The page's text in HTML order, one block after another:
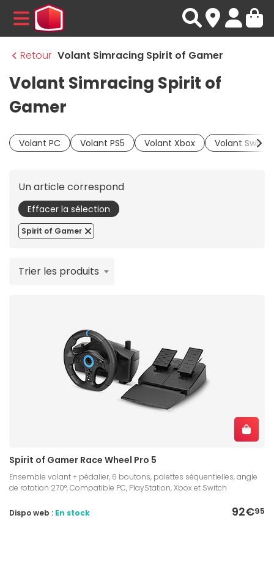
MENU
Retour Volant Simracing Spirit of Gamer
Volant Simracing Spirit of
Gamer
Volant PC Volant PS5 Volant Xbox Volant Switch
Un article correspond
Effacer la sélection
Spirit of Gamer
Trier les produits
Spirit of Gamer Race Wheel Pro 5
Ensemble volant + pédalier, 6 boutons, palettes séquentielles, angle
de rotation 270°, Compatible PC, PlayStation, Xbox et Switch
92€95
Dispo web : En stock